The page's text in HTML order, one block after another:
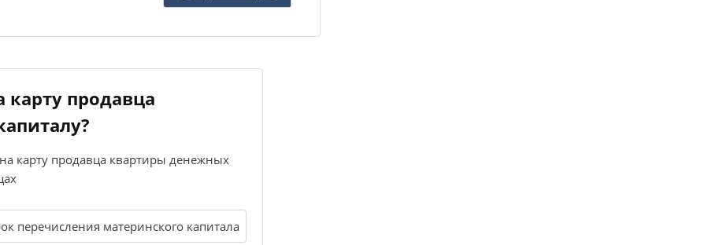
карту продавца
карту продавца квартиры денежных
перечисления материнского капитала